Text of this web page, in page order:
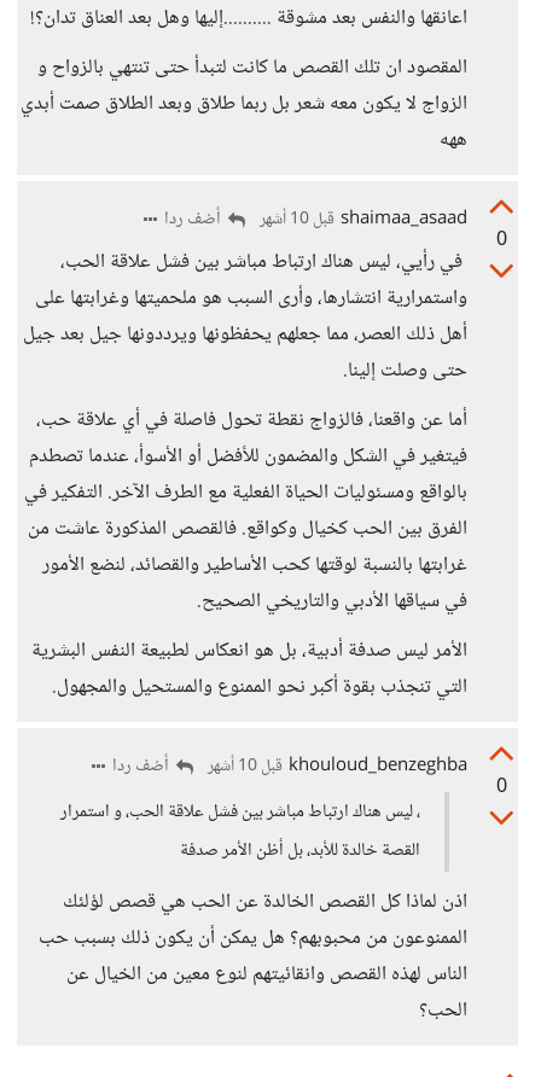
اعانقها والنفس بعد مشوقة ..........إليها وهل بعد العناق تدان؟!
المقصود ان تلك القصص ما كانت لتبدأ حتى تنتهي بالزواح و
الزواج لا يكون معه شعر بل ربما طلاق وبعد الطلاق صمت أبدي
ههه
0
shaimaa_asaad قبل 10 أشهر أضف ردا
في رأيي، ليس هناك ارتباط مباشر بين فشل علاقة الحب،
واستمرارية انتشارها، وأرى السبب هو ملحميتها وغرابتها على
أهل ذلك العصر، مما جعلهم يحفظونها ويرددونها جيل بعد جيل
حتى وصلت إلينا.
أما عن واقعنا، فالزواج نقطة تحول فاصلة في أي علاقة حب،
فيتغير في الشكل والمضمون للأفضل أو الأسوأ، عندما تصطدم
بالواقع ومسئوليات الحياة الفعلية مع الطرف الآخر. التفكير في
الفرق بين الحب كخيال وكواقع. فالقصص المذكورة عاشت من
غرابتها بالنسبة لوقتها كحب الأساطير والقصائد، لنضع الأمور
في سياقها الأدبي والتاريخي الصحيح.
الأمر ليس صدفة أدبية، بل هو انعكاس لطبيعة النفس البشرية
التي تنجذب بقوة أكبر نحو الممنوع والمستحيل والمجهول.
0
khouloud_benzeghba قبل 10 أشهر
أضف ردا
، ليس هناك ارتباط مباشر بين فشل علاقة الحب، و استمرار
القصة خالدة للأبد، بل أظن الأمر صدفة
اذن لماذا كل القصص الخالدة عن الحب هي قصص لؤلئك
الممنوعون من محبوبهم؟ هل يمكن أن يكون ذلك بسبب حب
الناس لهذه القصص وانقائيتهم لنوع معين من الخيال عن
الحب؟